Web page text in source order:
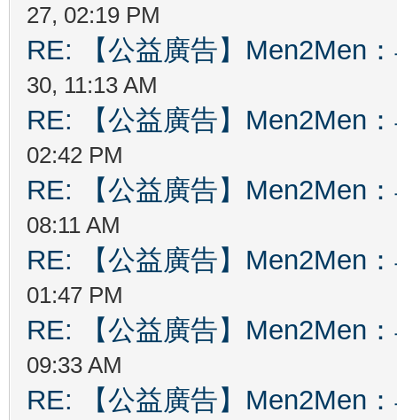
27, 02:19 PM
RE: 【公益廣告】Men2Men
30, 11:13 AM
RE: 【公益廣告】Men2Men
02:42 PM
RE: 【公益廣告】Men2Men
08:11 AM
RE: 【公益廣告】Men2Men
01:47 PM
RE: 【公益廣告】Men2Men
09:33 AM
RE: 【公益廣告】Men2Men